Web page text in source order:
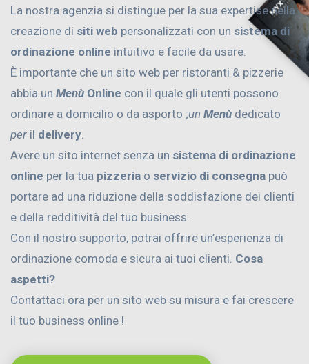
La nostra agenzia si distingue per la sua expertise nella
creazione di siti web personalizzati con un sistema di
ordinazione online intuitivo e facile da usare.
È importante che un sito web per ristoranti & pizzerie
abbia un Menù Online con il quale gli utenti possono
ordinare a domicilio o da asporto ;un Menù dedicato
per il delivery
Avere un sito internet senza un sistema di ordinazione
online per la tua pizzeria o servizio di consegna può
portare ad una riduzione della soddisfazione dei clienti
e della redditività del tuo business.
Con il nostro supporto, potrai offrire un’esperienza di
ordinazione comoda e sicura ai tuoi clienti. Cosa
aspetti?
Contattaci ora per un sito web su misura e fai crescere
il tuo business online !